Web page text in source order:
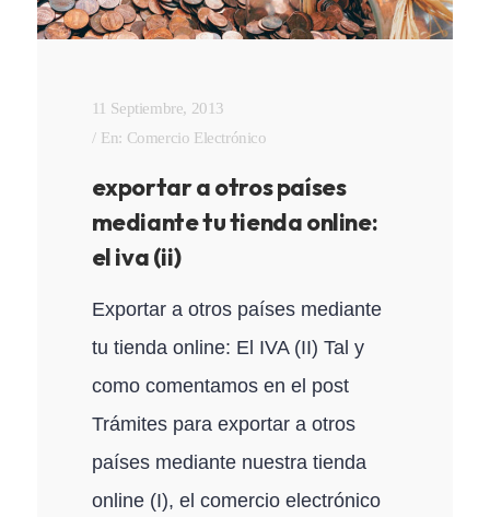
11 Septiembre, 2013
En: Comercio Electrónico
exportar a otros países
mediante tu tienda online:
el iva (ii)
Exportar a otros países mediante
tu tienda online: El IVA (II) Tal y
como comentamos en el post
Trámites para exportar a otros
países mediante nuestra tienda
online (I), el comercio electrónico